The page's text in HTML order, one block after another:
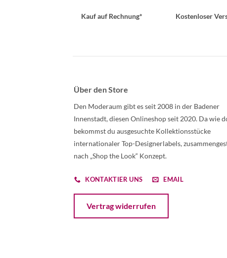
Kauf auf Rechnung*
Kostenloser
Über den Store
Den Moderaum gibt es seit 2008 in der Badener
Innenstadt, diesen Onlineshop seit 2020. Da wie
bekommst du ausgesuchte Kollektionsstücke
internationaler Top-Designerlabels,
nach „Shop the Look“ Konzept.
KONTAKTIER UNS EMAIL
Vertrag widerrufen